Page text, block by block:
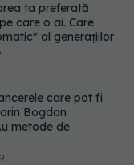
care pot fi
Bogdan
metode de
care ar putea
8 boli majore